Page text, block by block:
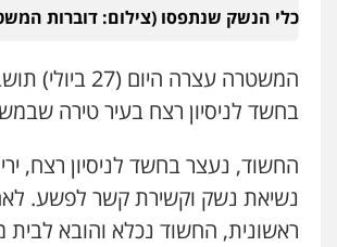
עו"ד שלי גורביץ – לוי
משפט פלילי פשיעה חמורה
0544218336
פלילי דיני תעבורה מעצרים
כלי הנשק שנתפסו (צילום: דוברות
בחשד לניסיון רצח בעיר טירה
החשוד, נעצר בחשד לניסיון רצח,
נשיאת נשק וקשירת קשר לפשע.
ראשונית, החשוד נכלא והובא